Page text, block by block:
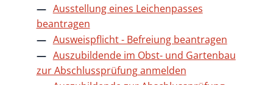
Ausstellung eines Leichenpasses
beantragen
Ausweispflicht - Befreiung beantragen
Auszubildende im Obst- und Gartenbau
zur Abschlussprüfung anmelden